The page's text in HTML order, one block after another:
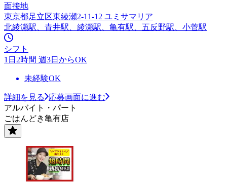
面接地
東京都足立区東綾瀬2-11-12 ユミサマリア
北綾瀬駅、青井駅、綾瀬駅、亀有駅、五反野駅、小菅駅
シフト
1日2時間 週3日からOK
未経験OK
詳細を見る
応募画面に進む
アルバイト・パート
ごはんどき亀有店